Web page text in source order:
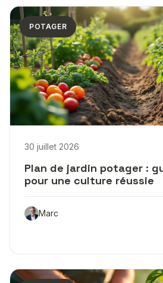
POTAGER
30 juillet 2026
Plan de jardin potager :
pour une culture réussie
Marc